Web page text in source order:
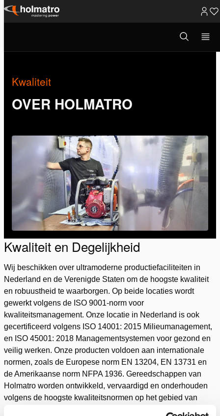
Ga
Open
zoekvenster
Kwaliteit
OVER HOLMATRO
Kwaliteit en Degelijkheid
Wij beschikken over ultramoderne productiefaciliteiten in
Nederland en de Verenigde Staten om de hoogste kwaliteit
en robuustheid te waarborgen. Op beide locaties wordt
gewerkt volgens de ISO 9001-norm voor
kwaliteitsmanagement. Onze locatie in Nederland is ook
gecertificeerd volgens ISO 14001: 2015 Milieumanagement,
en ISO 45001: 2018 Managementsystemen voor gezond en
veilig werken. Onze producten voldoen aan internationale
normen, zoals de Europese norm EN 13204, EN 13731 en
de Amerikaanse norm NFPA 1936. Gereedschappen van
Holmatro worden ontwikkeld, vervaardigd en onderhouden
volgens de hoogste kwaliteitsnormen op het gebied van